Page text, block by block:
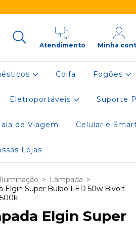
Atendimento Minha
Coifa Fogões
Eletroportáveis Suporte
de Viagem Celular e
Lojas
Iluminação > Lâmpada >
Elgin Super Bulbo LED 50w Bivolt
Elgin Super